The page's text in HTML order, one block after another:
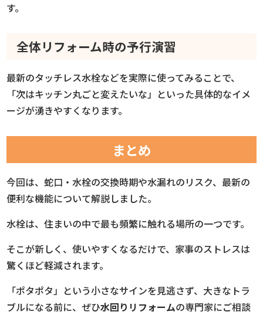
す。
全体リフォーム時の予行演習
最新のタッチレス水栓などを実際に使ってみることで、
「次はキッチン丸ごと変えたいな」といった具体的なイメ
ージが湧きやすくなります。
まとめ
今回は、蛇口・水栓の交換時期や水漏れのリスク、最新の
便利な機能について解説しました。
水栓は、住まいの中で最も頻繁に触れる場所の一つです。
そこが新しく、使いやすくなるだけで、家事のストレスは
驚くほど軽減されます。
「ポタポタ」という小さなサインを見逃さず、大きなトラ
ブルになる前に、ぜひ水回りリフォームの専門家にご相談